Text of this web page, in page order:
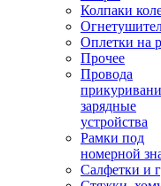
Колпаки
Оплетки на
Прочее
Провода
зарядные
устройства
Рамки под
номерной
Салфетки и